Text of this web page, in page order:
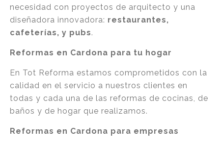
necesidad con proyectos de arquitecto y una
diseñadora innovadora: restaurantes,
cafeterías, y pubs.
Reformas en Cardona para tu hogar
En Tot Reforma estamos comprometidos con la
calidad en el servicio a nuestros clientes en
todas y cada una de las reformas de cocinas, de
baños y de hogar que realizamos.
Reformas en Cardona para empresas